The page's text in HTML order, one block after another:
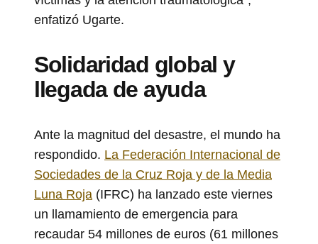
enfatizó Ugarte.
Solidaridad global y
llegada de ayuda
Ante la magnitud del desastre, el mundo ha
respondido. La Federación Internacional de
Sociedades de la Cruz Roja y de la Media
Luna Roja (IFRC) ha lanzado este viernes
un llamamiento de emergencia para
recaudar 54 millones de euros (61 millones